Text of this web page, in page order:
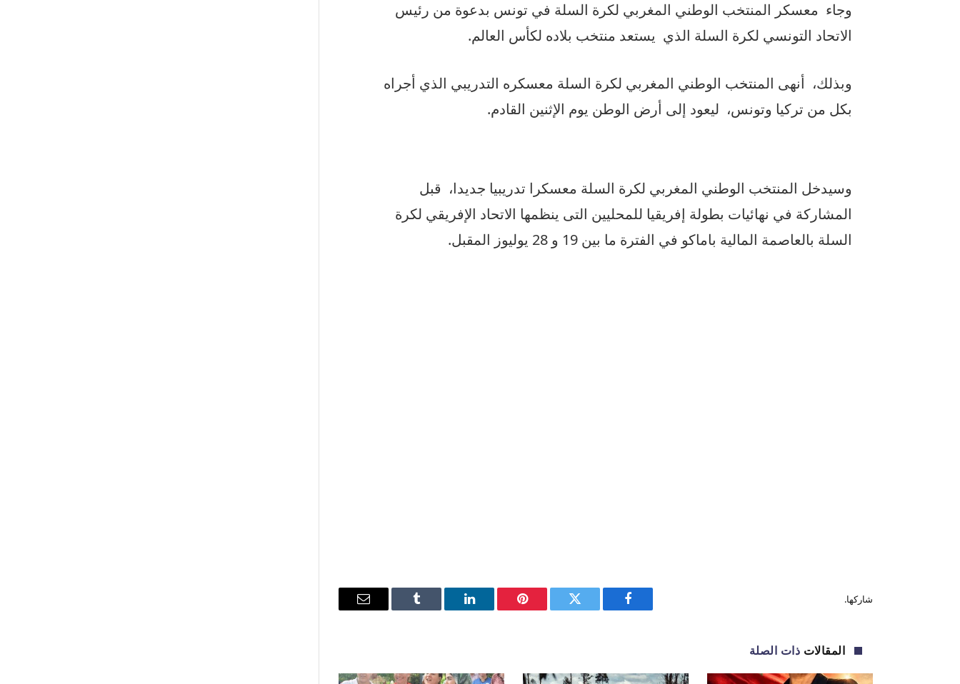
وجاء معسكر المنتخب الوطني المغربي لكرة السلة في تونس بدعوة من رئيس
الاتحاد التونسي لكرة السلة الذي يستعد منتخب بلاده لكأس العالم.
وبذلك، أنهى المنتخب الوطني المغربي لكرة السلة معسكره التدريبي الذي أجراه
بكل من تركيا وتونس، ليعود إلى أرض الوطن يوم الإثنين القادم.
وسيدخل المنتخب الوطني المغربي لكرة السلة معسكرا تدريبيا جديدا، قبل
المشاركة في نهائيات بطولة إفريقيا للمحليين التى ينظمها الاتحاد الإفريقي لكرة
السلة بالعاصمة المالية باماكو في الفترة ما بين 19 و 28 يوليوز المقبل.
شاركها.
فيسبوك
تويتر بينتيريستلينكدإن Tumblr
البريد
المقالات ذات الصلة